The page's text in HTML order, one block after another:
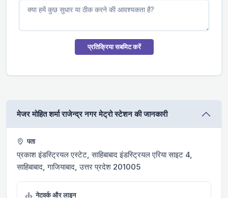
प्रतिक्रिया सबमिट करें
मे‌‌जर मोहित शर्मा राजेन्द्र नगर मेट्रो स्टेशन की जानकारी
पता
प्रकाश इंडस्ट्रियल एस्टेट, साहिबाबाद इंडस्ट्रियल एरिया साइट 4,
साहिबाबाद, गाजियाबाद, उत्तर प्रदेश 201005
नेटवर्क और लाइन